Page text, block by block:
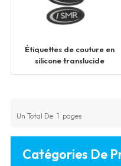
Étiquettes de couture en
silicone translucide
Un Total De 1 Pages
Catégories De